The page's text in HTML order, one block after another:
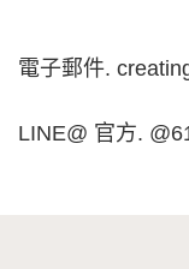
電子郵件.
LINE@ 官方.